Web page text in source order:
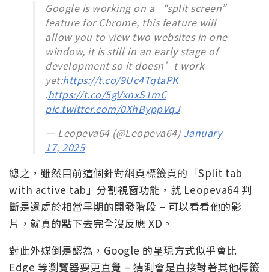
Google is working on a “split screen”
feature for Chrome, this feature will
allow you to view two websites in one
window, it is still in an early stage of
development so it doesn’t work
yet:https://t.co/9Uc4TqtaPK
.https://t.co/5gVxnxS1mC
pic.twitter.com/0XhByppVqJ
— Leopeva64 (@Leopeva64) January
17, 2025
總之，雖然目前這個針對網頁標籤頁的「Split tab
with active tab」分割視窗功能，就 Leopeva64 判
斷是還處於相當早期的開發階段 – 可以看看他的影
片，就真的點下去完全沒反應 XD。
對此外媒倒是認為，Google 的呈現方式似乎會比
Edge 等瀏覽器要更直覺 – 猜測會是直接對著其他標籤